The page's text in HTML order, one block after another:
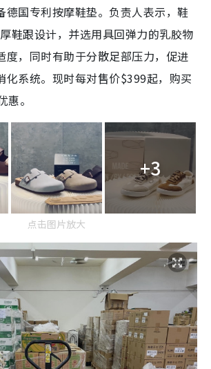
德国专利按摩鞋垫。负责人表示，鞋
鞋跟设计，并选用具回弹力的乳胶物
度，同时有助于分散足部压力，促进
化系统。现时每对售价$399起，购买
。
+3
点击图片放大